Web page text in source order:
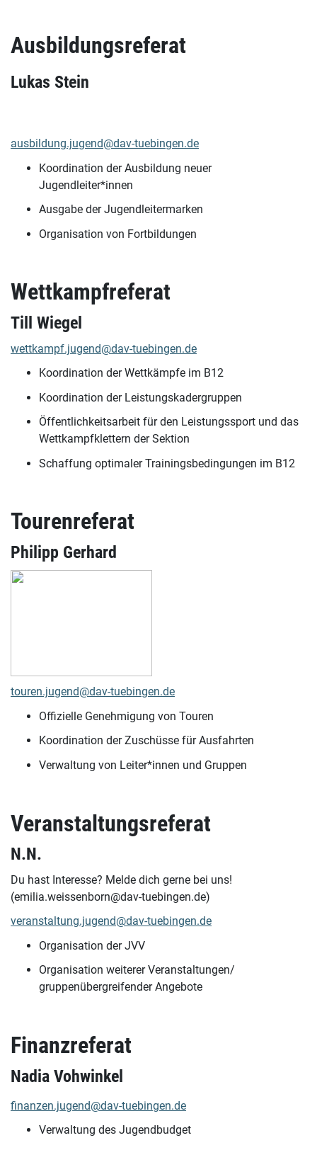
Ausbildungsreferat
Lukas Stein
ausbildung.jugend@dav-tuebingen.de
Koordination der Ausbildung neuer
Jugendleiter*innen
Ausgabe der Jugendleitermarken
Organisation von Fortbildungen
Wettkampfreferat
Till Wiegel
wettkampf.jugend@dav-tuebingen.de
Koordination der Wettkämpfe im B12
Koordination der Leistungskadergruppen
Öffentlichkeitsarbeit für den Leistungssport und das
Wettkampfklettern der Sektion
Schaffung optimaler Trainingsbedingungen im B12
Tourenreferat
Philipp Gerhard
touren.jugend@dav-tuebingen.de
Offizielle Genehmigung von Touren
Koordination der Zuschüsse für Ausfahrten
Verwaltung von Leiter*innen und Gruppen
Veranstaltungsreferat
N.N.
Du hast Interesse? Melde dich gerne bei uns!
(emilia.weissenborn@dav-tuebingen.de)
veranstaltung.jugend@dav-tuebingen.de
Organisation der JVV
Organisation weiterer Veranstaltungen/
gruppenübergreifender Angebote
Finanzreferat
Nadia Vohwinkel
finanzen.jugend@dav-tuebingen.de
Verwaltung des Jugendbudget